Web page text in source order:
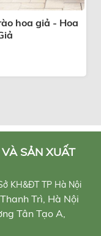
hoa giả - Hoa
SẢN XUẤT
KH&ĐT TP Hà Nội
Trì, Hà Nội
Tân Tạo A,